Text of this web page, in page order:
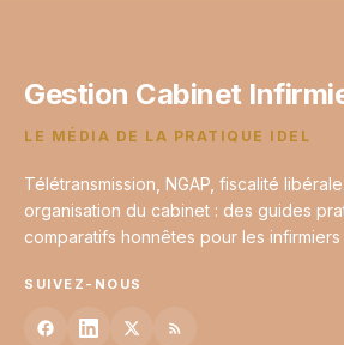
Gestion Cabinet
LE MÉDIA DE LA PRATIQUE IDEL
Télétransmission, NGAP, fiscalité
organisation du cabinet : des guides
comparatifs honnêtes pour les infirmiers
SUIVEZ-NOUS